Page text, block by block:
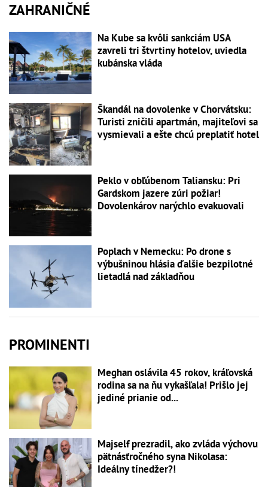
ZAHRANIČNÉ
Na Kube sa kvôli sankciám USA
zavreli tri štvrtiny hotelov, uviedla
kubánska vláda
Škandál na dovolenke v Chorvátsku:
Turisti zničili apartmán, majiteľovi sa
vysmievali a ešte chcú preplatiť hotel
Peklo v obľúbenom Taliansku: Pri
Gardskom jazere zúri požiar!
Dovolenkárov narýchlo evakuovali
Poplach v Nemecku: Po drone s
výbušninou hlásia ďalšie bezpilotné
lietadlá nad základňou
PROMINENTI
Meghan oslávila 45 rokov, kráľovská
rodina sa na ňu vykašľala! Prišlo jej
jediné prianie od...
Majself prezradil, ako zvláda výchovu
pätnásťročného syna Nikolasa:
Ideálny tínedžer?!